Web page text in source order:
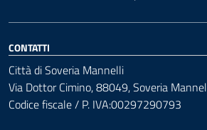
CONTATTI
Città di Soveria Mannelli
Via Dottor Cimino, 88049, Soveria
Codice fiscale / P. IVA:00297290793